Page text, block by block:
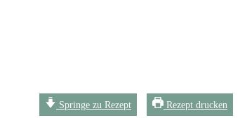
Springe zu Rezept Rezept drucken